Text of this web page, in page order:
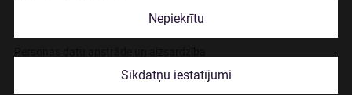
Nepiekrītu
Sīkdatņu iestatījumi
© 2026 Citadele Group